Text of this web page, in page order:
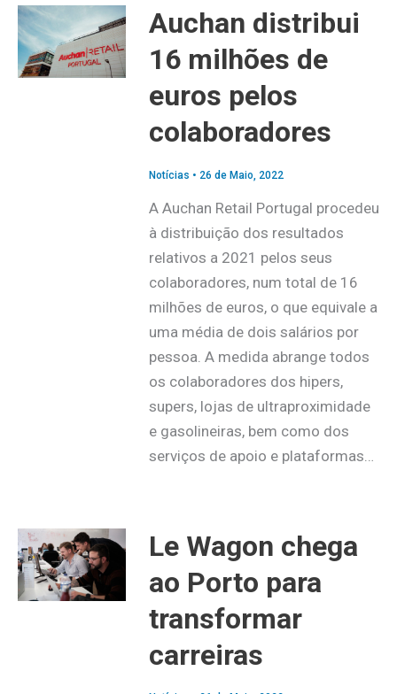
Auchan distribui
16 milhões de
euros pelos
colaboradores
Notícias • 26 de Maio, 2022
A Auchan Retail Portugal procedeu
à distribuição dos resultados
relativos a 2021 pelos seus
colaboradores, num total de 16
milhões de euros, o que equivale a
uma média de dois salários por
pessoa. A medida abrange todos
os colaboradores dos hipers,
supers, lojas de ultraproximidade
e gasolineiras, bem como dos
serviços de apoio e plataformas…
Le Wagon chega
ao Porto para
transformar
carreiras